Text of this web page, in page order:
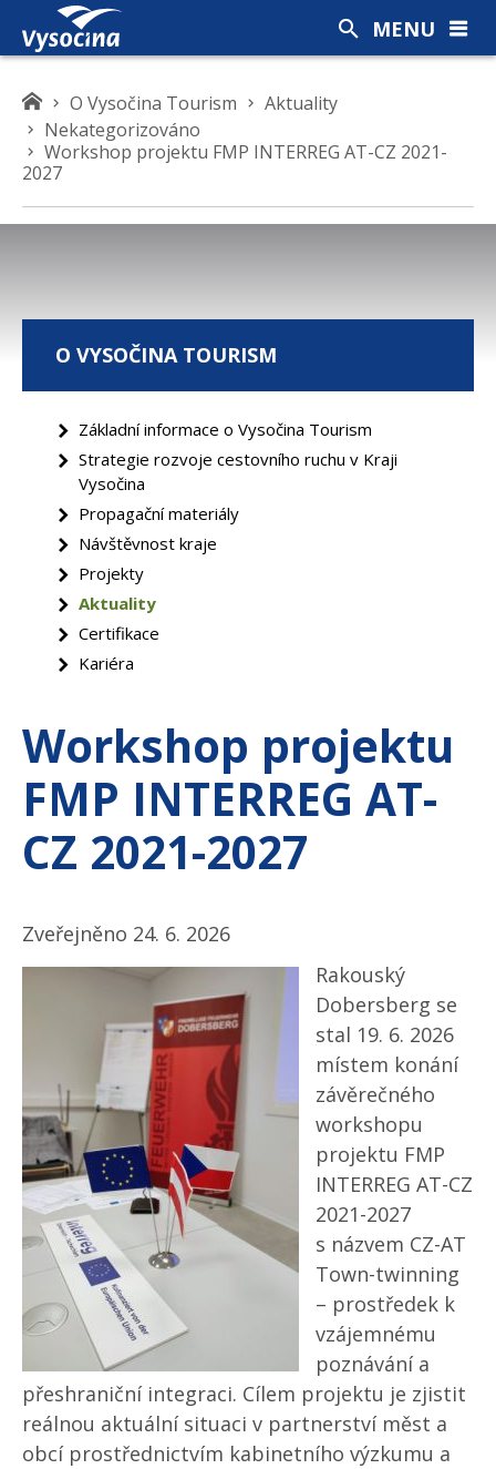
K
d
e
s
e
h
í
O Vysočina Tourism
Aktuality
Nekategorizováno
Workshop projektu FMP INTERREG AT-CZ 2021-
2027
Workshop projektu
FMP INTERREG AT-
CZ 2021-2027
Zveřejněno 24. 6. 2026
Rakouský
Dobersberg se
stal 19. 6. 2026
místem konání
závěrečného
workshopu
projektu FMP
INTERREG AT-CZ
2021-2027
s názvem CZ-AT
Town-twinning
– prostředek k
vzájemnému
poznávání a
přeshraniční integraci. Cílem projektu je zjistit
reálnou aktuální situaci v partnerství měst a
obcí prostřednictvím kabinetního výzkumu a
O VYSOČINA TOURISM
Základní informace o Vysočina Tourism
Strategie rozvoje cestovního ruchu v Kraji
Vysočina
Propagační materiály
Návštěvnost kraje
Projekty
Aktuality
Certifikace
Kariéra
MENU